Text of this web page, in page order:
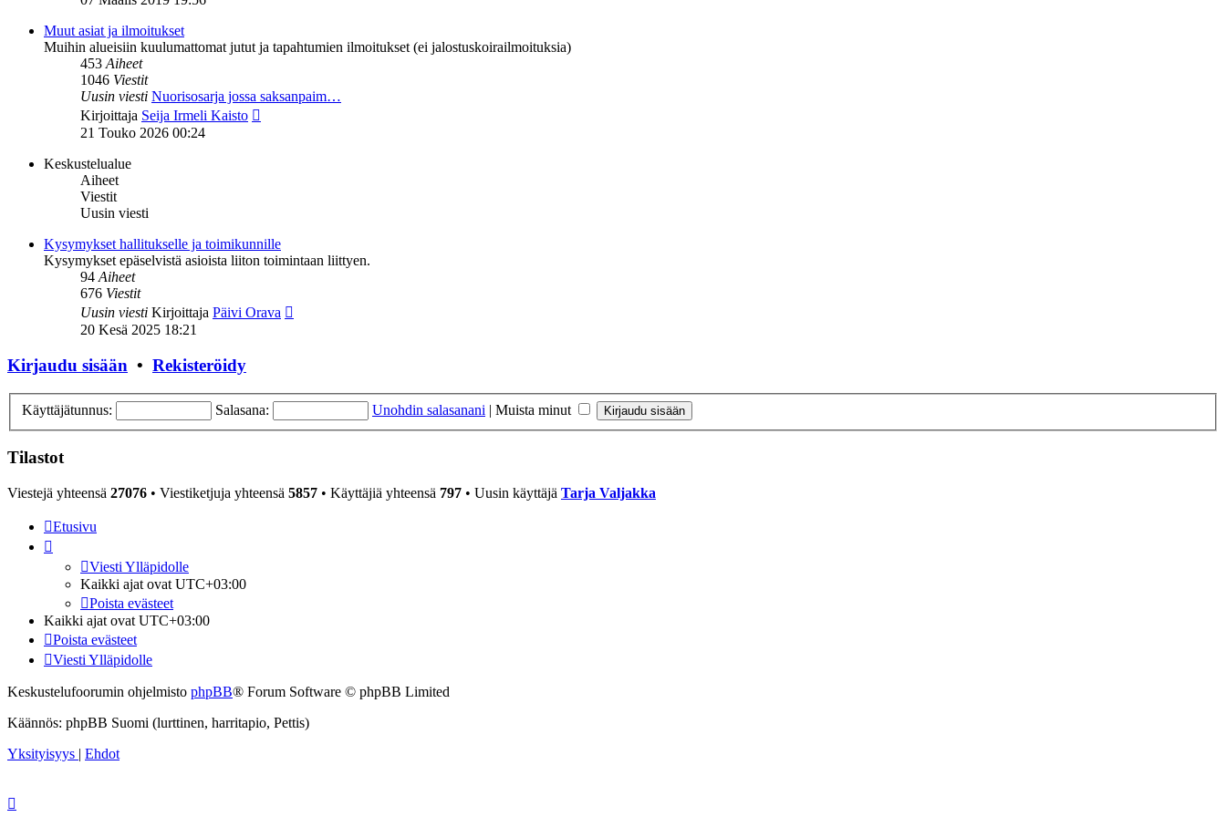
Muut asiat ja ilmoitukset
Muihin alueisiin kuulumattomat jutut ja tapahtumien ilmoitukset (ei jalostuskoirailmoituksia)
453Aiheet
1046 Viestit
Uusin viesti Nuorisosarja jossa saksanpaim…
Kirjoittaja Seija Irmeli Kaisto
21 Touko 2026 00:24
Keskustelualue
Aiheet
Viestit
Uusin viesti
Kysymykset hallitukselle ja toimikunnille
Kysymykset epäselvistä asioista liiton toimintaan liittyen.
94Aiheet
676 Viestit
Uusin viesti Kirjoittaja Päivi Orava
20 Kesä 2025 18:21
Kirjaudu sisään • Rekisteröidy
Käyttäjätunnus: Salasana: Unohdin salasanani | Muista minut
Tilastot
Viestejä yhteensä 27076 • Viestiketjuja yhteensä 5857 • Käyttäjiä yhteensä 797 • Uusin käyttäjä Tarja Valjakka
Etusivu
Viesti Ylläpidolle
Kaikki ajat ovat UTC+03:00
Poista evästeet
Kaikki ajat ovat UTC+03:00
Poista evästeet
Viesti Ylläpidolle
Keskustelufoorumin ohjelmisto phpBB® Forum Software © phpBB Limited
Käännös: phpBB Suomi (lurttinen, harritapio, Pettis)
Yksityisyys | Ehdot